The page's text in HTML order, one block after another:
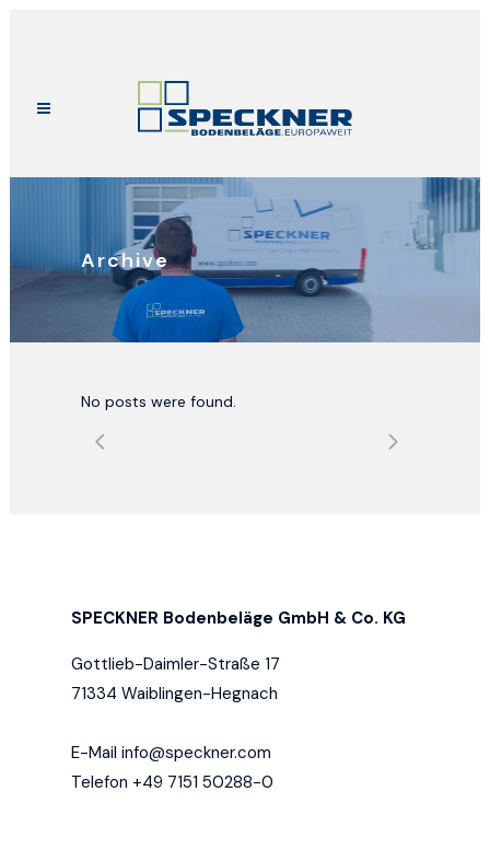
Archive
No posts were found.
SPECKNER Bodenbeläge GmbH & Co. KG
Gottlieb-Daimler-Straße 17
71334 Waiblingen-Hegnach
E-Mail info@speckner.com
Telefon +49 7151 50288-0